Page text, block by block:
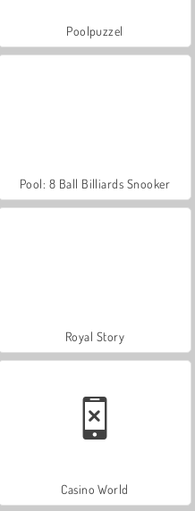
Poolpuzzel
Pool: 8 Ball Billiards Snooker
Royal Story
Casino World